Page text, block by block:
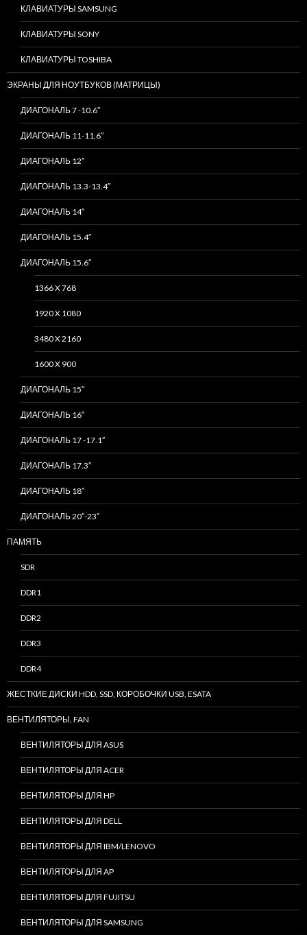
КЛАВИАТУРЫ SAMSUNG
КЛАВИАТУРЫ SONY
КЛАВИАТУРЫ TOSHIBA
ЭКРАНЫ ДЛЯ НОУТБУКОВ (МАТРИЦЫ)
ДИАГОНАЛЬ 7 -10.6″
ДИАГОНАЛЬ 11-11.6″
ДИАГОНАЛЬ 12″
ДИАГОНАЛЬ 13.3-13.4″
ДИАГОНАЛЬ 14″
ДИАГОНАЛЬ 15.4″
ДИАГОНАЛЬ 15.6″
1366 X 768
1920 X 1080
3480 X 2160
1600 X 900
ДИАГОНАЛЬ 15″
ДИАГОНАЛЬ 16″
ДИАГОНАЛЬ 17 -17.1″
ДИАГОНАЛЬ 17.3″
ДИАГОНАЛЬ 18″
ДИАГОНАЛЬ 20″-23″
ПАМЯТЬ
SDR
DDR1
DDR2
DDR3
DDR4
ЖЕСТКИЕ ДИСКИ HDD, SSD, КОРОБОЧКИ USB, ESATA
ВЕНТИЛЯТОРЫ, FAN
ВЕНТИЛЯТОРЫ ДЛЯ ASUS
ВЕНТИЛЯТОРЫ ДЛЯ ACER
ВЕНТИЛЯТОРЫ ДЛЯ HP
ВЕНТИЛЯТОРЫ ДЛЯ DELL
ВЕНТИЛЯТОРЫ ДЛЯ IBM/LENOVO
ВЕНТИЛЯТОРЫ ДЛЯ AP
ВЕНТИЛЯТОРЫ ДЛЯ FUJITSU
ВЕНТИЛЯТОРЫ ДЛЯ SAMSUNG